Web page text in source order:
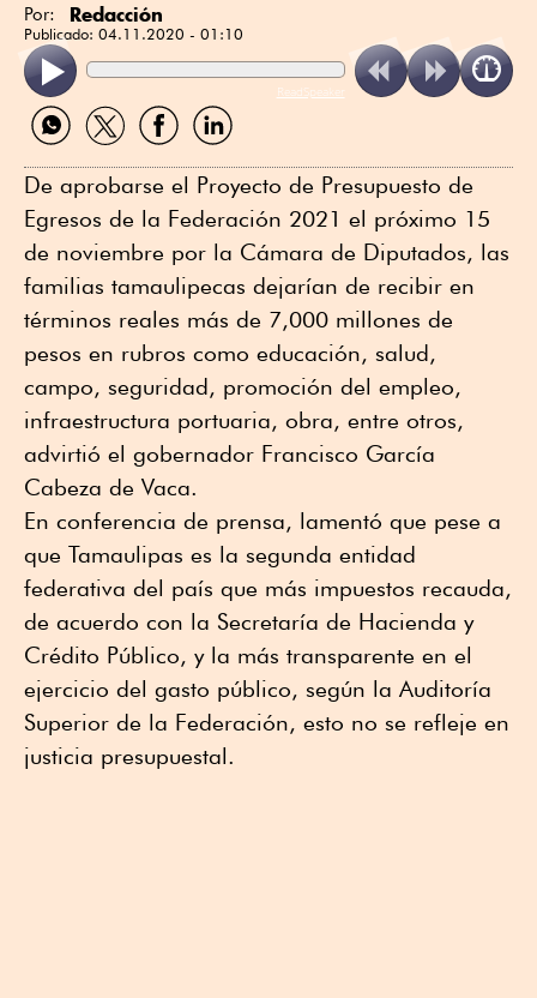
Por: Redacción
Publicado: 04.11.2020 - 01:10
ReadSpeaker
Compartir
por
Compartir
por
Compartir
por
Compartir
por
De aprobarse el Proyecto de Presupuesto de
Egresos de la Federación 2021 el próximo 15
de noviembre por la Cámara de Diputados, las
familias tamaulipecas dejarían de recibir en
términos reales más de 7,000 millones de
pesos en rubros como educación, salud,
campo, seguridad, promoción del empleo,
infraestructura portuaria, obra, entre otros,
advirtió el gobernador Francisco García
Cabeza de Vaca.
En conferencia de prensa, lamentó que pese a
que Tamaulipas es la segunda entidad
federativa del país que más impuestos recauda,
de acuerdo con la Secretaría de Hacienda y
Crédito Público, y la más transparente en el
ejercicio del gasto público, según la Auditoría
Superior de la Federación, esto no se refleje en
justicia presupuestal.